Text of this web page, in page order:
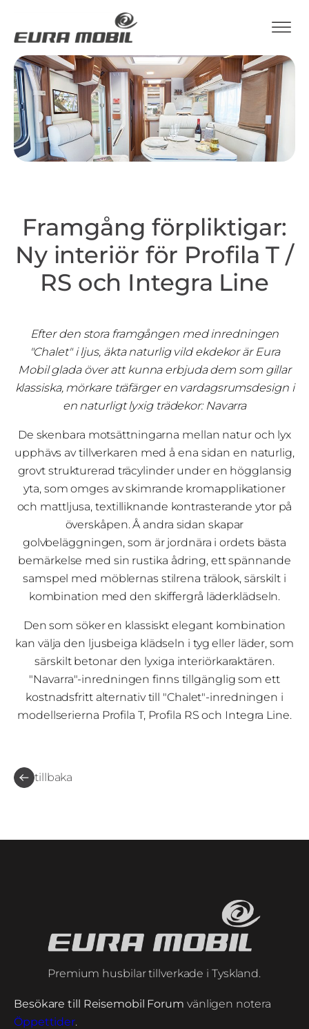
Framgång förpliktigar:
Ny interiör för Profila T /
RS och Integra Line
Efter den stora framgången med inredningen
"Chalet" i ljus, äkta naturlig vild ekdekor är Eura
Mobil glada över att kunna erbjuda dem som gillar
klassiska, mörkare träfärger en vardagsrumsdesign i
en naturligt lyxig trädekor: Navarra
De skenbara motsättningarna mellan natur och lyx
upphävs av tillverkaren med å ena sidan en naturlig,
grovt strukturerad träcylinder under en högglansig
yta, som omges av skimrande kromapplikationer
och mattljusa, textilliknande kontrasterande ytor på
överskåpen. Å andra sidan skapar
golvbeläggningen, som är jordnära i ordets bästa
bemärkelse med sin rustika ådring, ett spännande
samspel med möblernas stilrena trälook, särskilt i
kombination med den skiffergrå läderklädseln.
Den som söker en klassiskt elegant kombination
kan välja den ljusbeiga klädseln i tyg eller läder, som
särskilt betonar den lyxiga interiörkaraktären.
"Navarra"-inredningen finns tillgänglig som ett
kostnadsfritt alternativ till "Chalet"-inredningen i
modellserierna Profila T, Profila RS och Integra Line.
tillbaka
Premium husbilar tillverkade i Tyskland.
Besökare till Reisemobil Forum vänligen notera
Öppettider.